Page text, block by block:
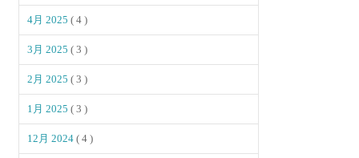
4月 2025( 4 )
3月 2025( 3 )
2月 2025( 3 )
1月 2025( 3 )
12月 2024( 4 )